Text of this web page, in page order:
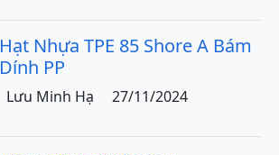
Hạt Nhựa TPE 85 Shore A Bám
Dính PP
Lưu Minh Hạ 27/11/2024